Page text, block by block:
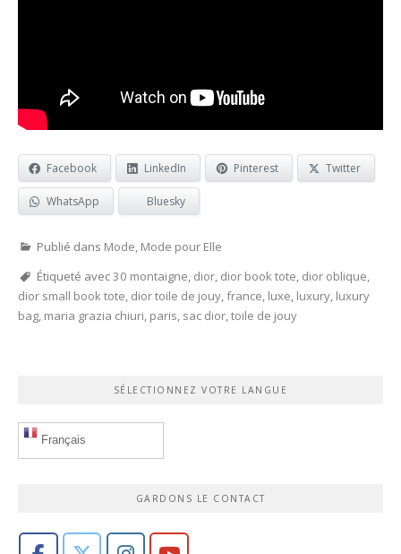
Facebook LinkedIn Pinterest Twitter
WhatsApp Bluesky
Publié dans Mode, Mode pour Elle
Étiqueté avec30 montaigne, dior, dior book tote, dior oblique,
dior small book tote, dior toile de jouy,france, luxe, luxury, luxury
bag, maria grazia chiuri, paris, sac dior,toile de jouy
SÉLECTIONNEZ VOTRE LANGUE
Français
GARDONS LE CONTACT